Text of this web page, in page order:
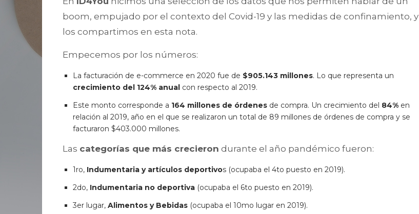
boom, empujado por el contexto del Covid-19 y las medidas de confinamiento, y
los compartimos en esta nota.
Empecemos por los números:
La facturación de e-commerce en 2020 fue de $905.143 millones. Lo que representa un
crecimiento del 124% anual con respecto al 2019.
Este monto corresponde a 164 millones de órdenes de compra. Un crecimiento del 84% en
relación al 2019, año en el que se realizaron un total de 89 millones de órdenes de compra y se
facturaron $403.000 millones.
Las categorías que más crecieron durante el año pandémico fueron:
1ro, Indumentaria y artículos deportivos (ocupaba el 4to puesto en 2019).
2do, Indumentaria no deportiva (ocupaba el 6to puesto en 2019).
3er lugar,Alimentos y Bebidas (ocupaba el 10mo lugar en 2019).